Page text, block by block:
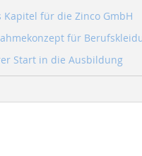
Kapitel für die Zinco GmbH
für
Start in die Ausbildung